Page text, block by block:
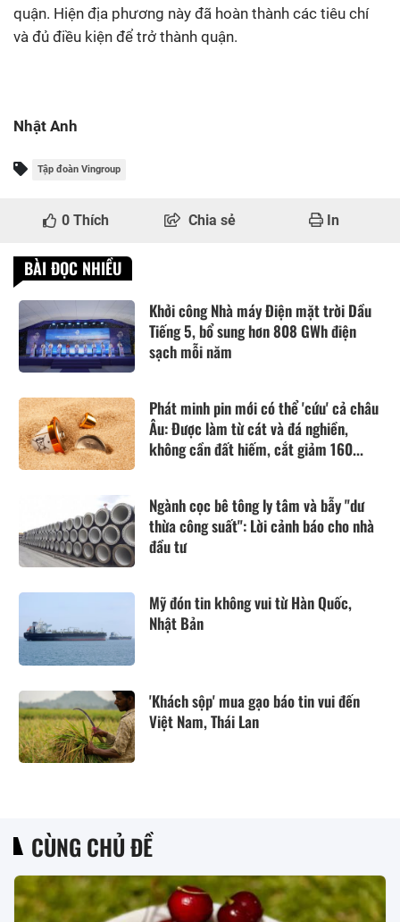
quận. Hiện địa phương này đã hoàn thành các tiêu chí
và đủ điều kiện để trở thành quận.
Nhật Anh
Tập đoàn Vingroup
0 Thích Chia sẻ In
BÀI ĐỌC NHIỀU
Khởi công Nhà máy Điện mặt trời Dầu
Tiếng 5, bổ sung hơn 808 GWh điện
sạch mỗi năm
Phát minh pin mới có thể 'cứu' cả châu
Âu: Được làm từ cát và đá nghiền,
không cần đất hiếm, cắt giảm 160...
Ngành cọc bê tông ly tâm và bẫy "dư
thừa công suất": Lời cảnh báo cho nhà
đầu tư
Mỹ đón tin không vui từ Hàn Quốc,
Nhật Bản
'Khách sộp' mua gạo báo tin vui đến
Việt Nam, Thái Lan
CÙNG CHỦ ĐỀ